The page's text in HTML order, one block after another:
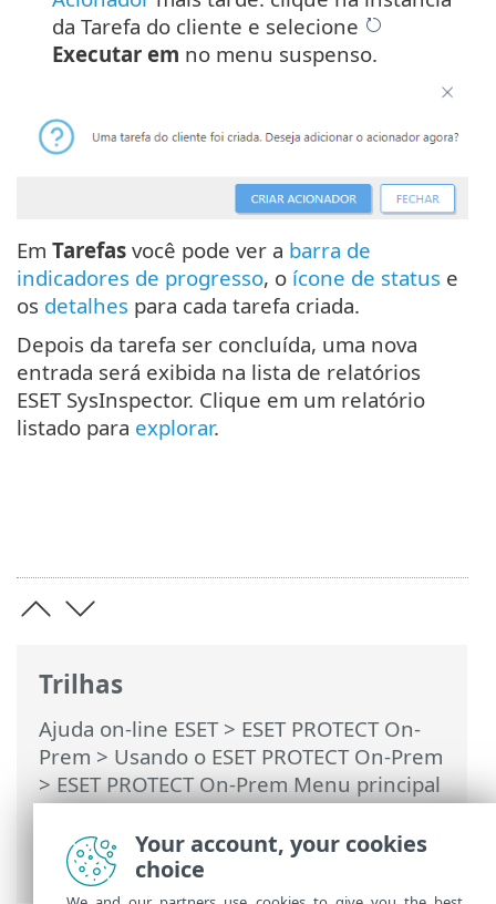
Trilhas
Ajuda on-line ESET> ESET PROTECT On-
Prem > Usando o ESET PROTECT On-Prem
> ESET PROTECT On-Prem Menu principal
>Tarefas>Tarefas de cliente>
Solicitação de relatório do SysInspector
(apenas Windows)
da Tarefa do cliente e selecione
Executar em no menu suspenso.
Em Tarefas você pode ver a barra de
indicadores de progresso, o ícone de status e
os detalhes para cada tarefa criada.
Depois da tarefa ser concluída, uma nova
entrada será exibida na lista de relatórios
ESET SysInspector. Clique em um relatório
listado para explorar.
Your account, your cookies
choice